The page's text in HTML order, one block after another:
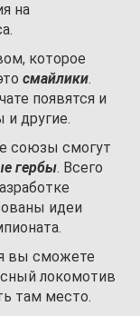
на
которое
смайлики.
появятся и
и другие.
союзы смогут
гербы. Всего
идеи
вы сможете
локомотив
там место.